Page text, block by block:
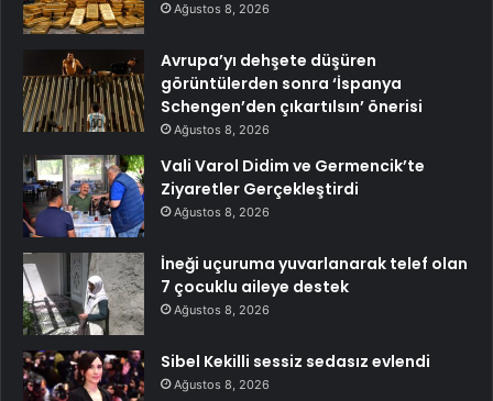
Ağustos 8, 2026
Avrupa’yı dehşete düşüren
görüntülerden sonra ‘İspanya
Schengen’den çıkartılsın’ önerisi
Ağustos 8, 2026
Vali Varol Didim ve Germencik’te
Ziyaretler Gerçekleştirdi
Ağustos 8, 2026
İneği uçuruma yuvarlanarak telef olan
7 çocuklu aileye destek
Ağustos 8, 2026
Sibel Kekilli sessiz sedasız evlendi
Ağustos 8, 2026